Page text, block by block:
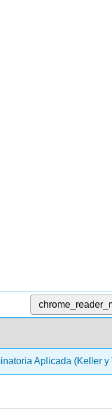
Aplicada (Keller y